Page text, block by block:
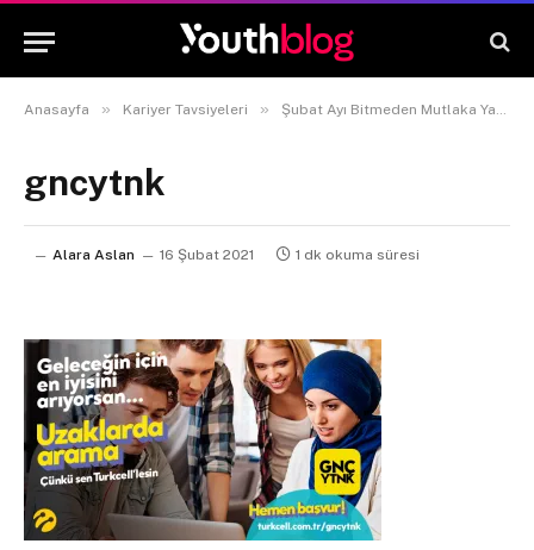
Anasayfa » Kariyer Tavsiyeleri » Şubat Ayı Bitmeden Mutlaka Yakalaman Gereken Kariyer Fırsatları
gncytnk
Alara Aslan 16 Şubat 2021 1 dk okuma süresi